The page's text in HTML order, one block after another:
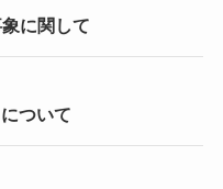
に関して
ついて